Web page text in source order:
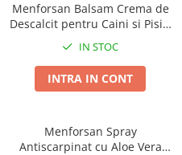
Menforsan Balsam Crema de
Descalcit pentru Caini si Pisici
IN STOC
INTRA IN CONT
Menforsan Spray
Antiscarpinat cu Aloe Vera